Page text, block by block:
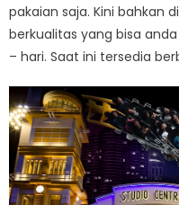
pakaian saja. Kini bahkan
berkualitas yang bisa
– hari. Saat ini tersedia